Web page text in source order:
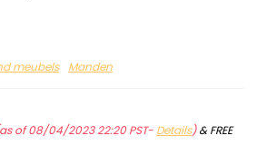
meubels Manden
of 08/04/2023 22:20 PST- Details)&FREE